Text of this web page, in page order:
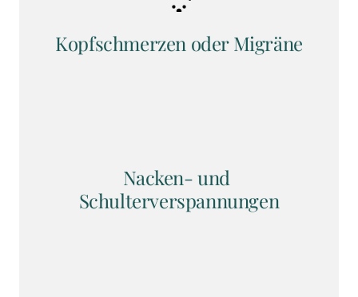
Kopfschmerzen oder Migräne
Nacken- und
Schulterverspannungen